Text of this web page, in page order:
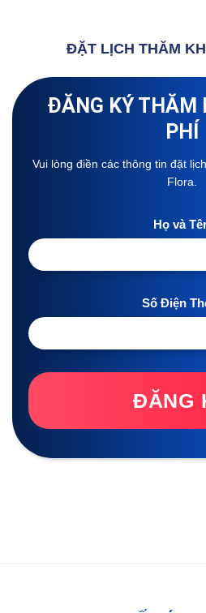
ĐẶT LỊCH THĂM
ĐĂNG KÝ THĂM
PHÍ
Vui lòng điền các thông tin đặt
Flora.
Họ và
Số Điện
ĐĂNG